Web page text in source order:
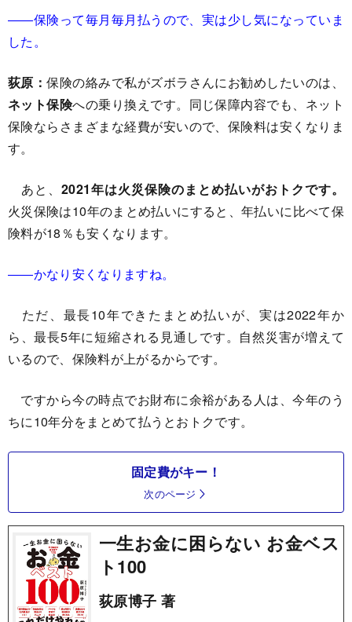
――保険って毎月毎月払うので、実は少し気になっていま
した。
荻原：保険の絡みで私がズボラさんにお勧めしたいのは、
ネット保険への乗り換えです。同じ保障内容でも、ネット
保険ならさまざまな経費が安いので、保険料は安くなりま
す。
あと、 2021年は火災保険のまとめ払いがおトクです。
火災保険は10年のまとめ払いにすると、年払いに比べて保
険料が18％も安くなります。
――かなり安くなりますね。
ただ、最長10年できたまとめ払いが、実は2022年か
ら、最長5年に短縮される見通しです。自然災害が増えて
いるので、保険料が上がるからです。
ですから今の時点でお財布に余裕がある人は、今年のう
ちに10年分をまとめて払うとおトクです。
固定費がキー！
次のページ
一生お金に困らない お金ベス
ト100
荻原博子 著